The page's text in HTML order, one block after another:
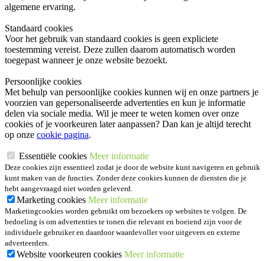
algemene ervaring.
Standaard cookies
Voor het gebruik van standaard cookies is geen expliciete
toestemming vereist. Deze zullen daarom automatisch worden
toegepast wanneer je onze website bezoekt.
Persoonlijke cookies
Met behulp van persoonlijke cookies kunnen wij en onze partners je
voorzien van gepersonaliseerde advertenties en kun je informatie
delen via sociale media. Wil je meer te weten komen over onze
cookies of je voorkeuren later aanpassen? Dan kan je altijd terecht
op onze cookie pagina.
Essentiële cookies Meer informatie
Deze cookies zijn essentieel zodat je door de website kunt navigeren en gebruik
kunt maken van de functies. Zonder deze cookies kunnen de diensten die je
hebt aangevraagd niet worden geleverd.
Marketing cookies Meer informatie
Marketingcookies worden gebruikt om bezoekers op websites te volgen. De
bedoeling is om advertenties te tonen die relevant en boeiend zijn voor de
individuele gebruiker en daardoor waardevoller voor uitgevers en externe
adverteerders.
Website voorkeuren cookies Meer informatie